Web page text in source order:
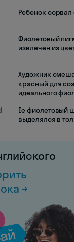
Ребенок
Фиолетовый
извлечен из
Художник
красный для
идеального
Ее фиолетовый
выделялся в
→